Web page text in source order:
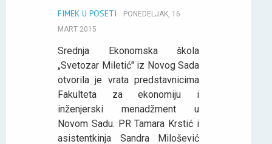
FIMEK U POSETI
PONEDELJAK, 16
MART 2015
Srednja Ekonomska škola
„Svetozar Miletić" iz Novog Sada
otvorila je vrata predstavnicima
Fakulteta za ekonomiju i
inženjerski menadžment u
Novom Sadu. PR Tamara Krstić i
asistentkinja Sandra Milošević